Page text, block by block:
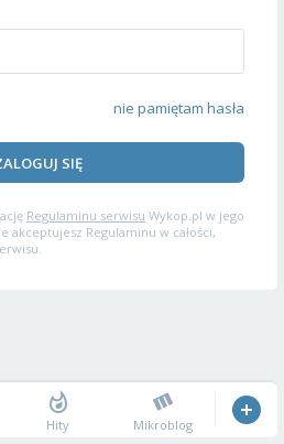
nie pamiętam hasła
SIĘ
Regulaminu serwisu Wykop.pl w jego
akceptujesz Regulaminu w całości,
Hity Mikroblog